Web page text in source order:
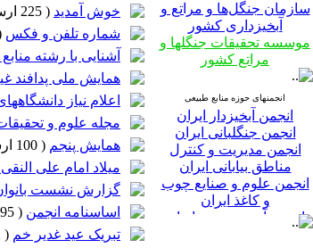
نشریه
سنجش از دور
جغرافیایی
در منابع طبیعی
سازمان جنگل‌ها و مراتع و
آبخیزداری کشور
موسسه تحقیقات جنگلها و
مراتع کشور
انجمنهای حوزه منابع طبیعی
انجمن آبخیزدار ایران
انجمن جنگلبانی ایران
انجمن مدیریت و کنترل
مناطق بیابانی ایران
انجمن علوم و صنایع چوب
و کاغذ ایران
انجمن آبزی پروری ایران
خوش آمدید (
شماره تلفن و فکس
آشنایی با رشته
همایش ملی پدافند
اعلام نیاز
مجله علوم و تحقیقات بذر
همایش پنجم (
میلاد امام علی
گزارش نشست بانوان
اساسنامه انجمن (
تبریک عید غدیر خم (